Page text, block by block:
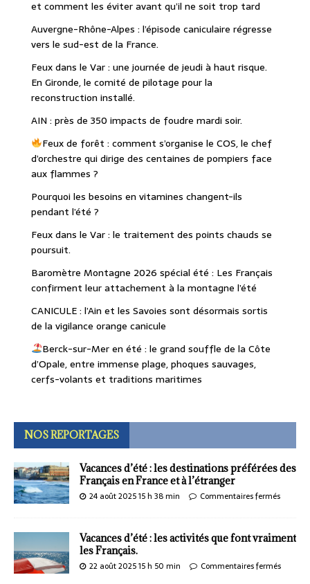
et comment les éviter avant qu’il ne soit trop tard
Auvergne-Rhône-Alpes : l’épisode caniculaire régresse
vers le sud-est de la France.
Feux dans le Var : une journée de jeudi à haut risque.
En Gironde, le comité de pilotage pour la
reconstruction installé.
AIN : près de 350 impacts de foudre mardi soir.
Feux de forêt : comment s’organise le COS, le chef
d’orchestre qui dirige des centaines de pompiers face
aux flammes ?
Pourquoi les besoins en vitamines changent-ils
pendant l’été ?
Feux dans le Var : le traitement des points chauds se
poursuit.
Baromètre Montagne 2026 spécial été : Les Français
confirment leur attachement à la montagne l’été
CANICULE : l’Ain et les Savoies sont désormais sortis
de la vigilance orange canicule
Berck-sur-Mer en été : le grand souffle de la Côte
d’Opale, entre immense plage, phoques sauvages,
cerfs-volants et traditions maritimes
NOS REPORTAGES
Vacances d’été : les destinations préférées des
Français en France et à l’étranger
24 août 2025 15 h 38 min Commentaires fermés
Vacances d’été : les activités que font vraiment
les Français.
22 août 2025 15 h 50 min Commentaires fermés